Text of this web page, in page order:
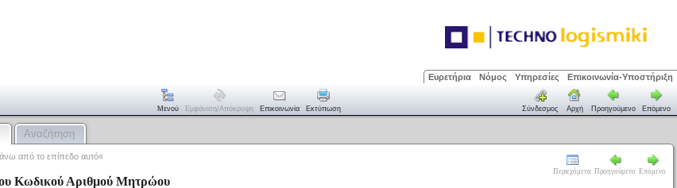
Ευρετήρια Νόμος Υπηρεσίες Επικοινωνία-Υποστήριξη
Μενού Εμφάνιση/απόκρυψη Επικοινωνία Εκτύπωση Σύνδεσμος Αρχή Προηγούμενο Επόμενο
Αναζήτηση